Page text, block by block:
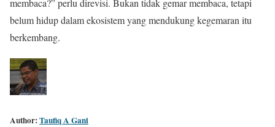
membaca?” perlu direvisi. Bukan tidak gemar membaca, tetapi
belum hidup dalam ekosistem yang mendukung kegemaran itu
berkembang.
Author:Taufiq A Gani